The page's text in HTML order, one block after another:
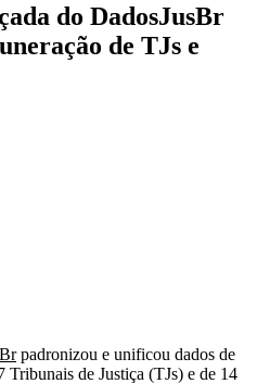
do DadosJusBr
de TJs e
padronizou e unificou dados de
Tribunais de Justiça (TJs) e de 14